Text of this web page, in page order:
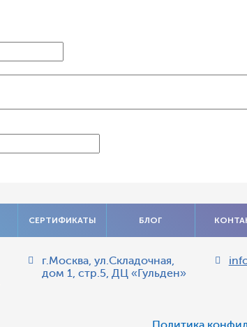
СЕРТИФИКАТЫ БЛОГ
г.Москва,ул.Складочная,
дом 1, стр.5, ДЦ «Гульден»